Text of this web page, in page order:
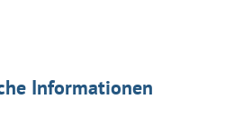
Informationen